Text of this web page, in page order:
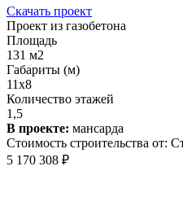
Скачать проект
Проект из газобетона
Площадь
131 м2
Габариты (м)
11х8
Количество этажей
1,5
В проекте: мансарда
Стоимость строительства от:
5 170 308 ₽